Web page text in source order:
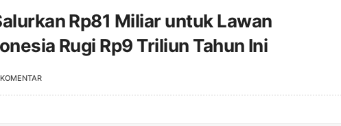
Rp81 Miliar untuk Lawan
Rugi Rp9 Triliun Tahun Ini